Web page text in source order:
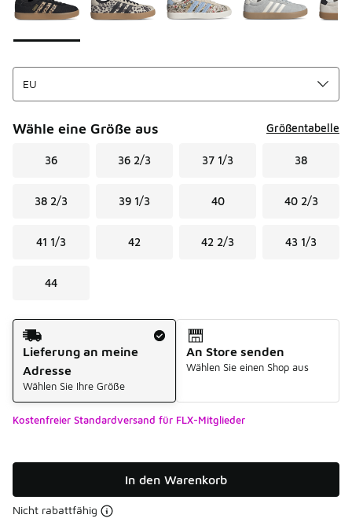
Wähle eine Größe aus Größentabelle
36 36 2/3 37 1/3 38
38 2/3 39 1/3 40 40 2/3
41 1/3 42 42 2/3 43 1/3
44
Versandart
Lieferung an meine
Adresse
Wählen Sie Ihre Größe
An Store senden
Wählen Sie einen Shop aus
Kostenfreier Standardversand für FLX-Mitglieder
In den Warenkorb
Nicht rabattfähig